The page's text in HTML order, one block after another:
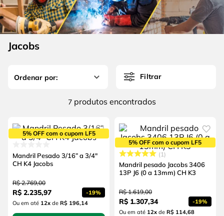
Jacobs
Filtrar
7 produtos
5% OFF com o cupom LF5
Mandril Pesado 3/16” a 3/4"
CH K4 Jacobs
R$ 2.769,00
R$ 2.235,97 -19%
Ou em até 12xde R$ 196,14
5% OFF com o cupom LF5
1
Mandril pesado Jacobs 3406
13P J6 (0 a 13mm) CH K3
R$ 1.619,00
R$ 1.307,34 -19%
Ou em até 12xde R$ 114,68
6º serra copo
7º luva
8º
alicate
4 º escada
5º serra circular
º serra copo
fio
lavadora alta pressão